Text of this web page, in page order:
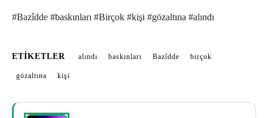
#Bazîdde #baskınları #Birçok #kişi #gözaltına #alındı
ETIKETLER alındı baskınları Bazîdde birçok
gözaltına kişi